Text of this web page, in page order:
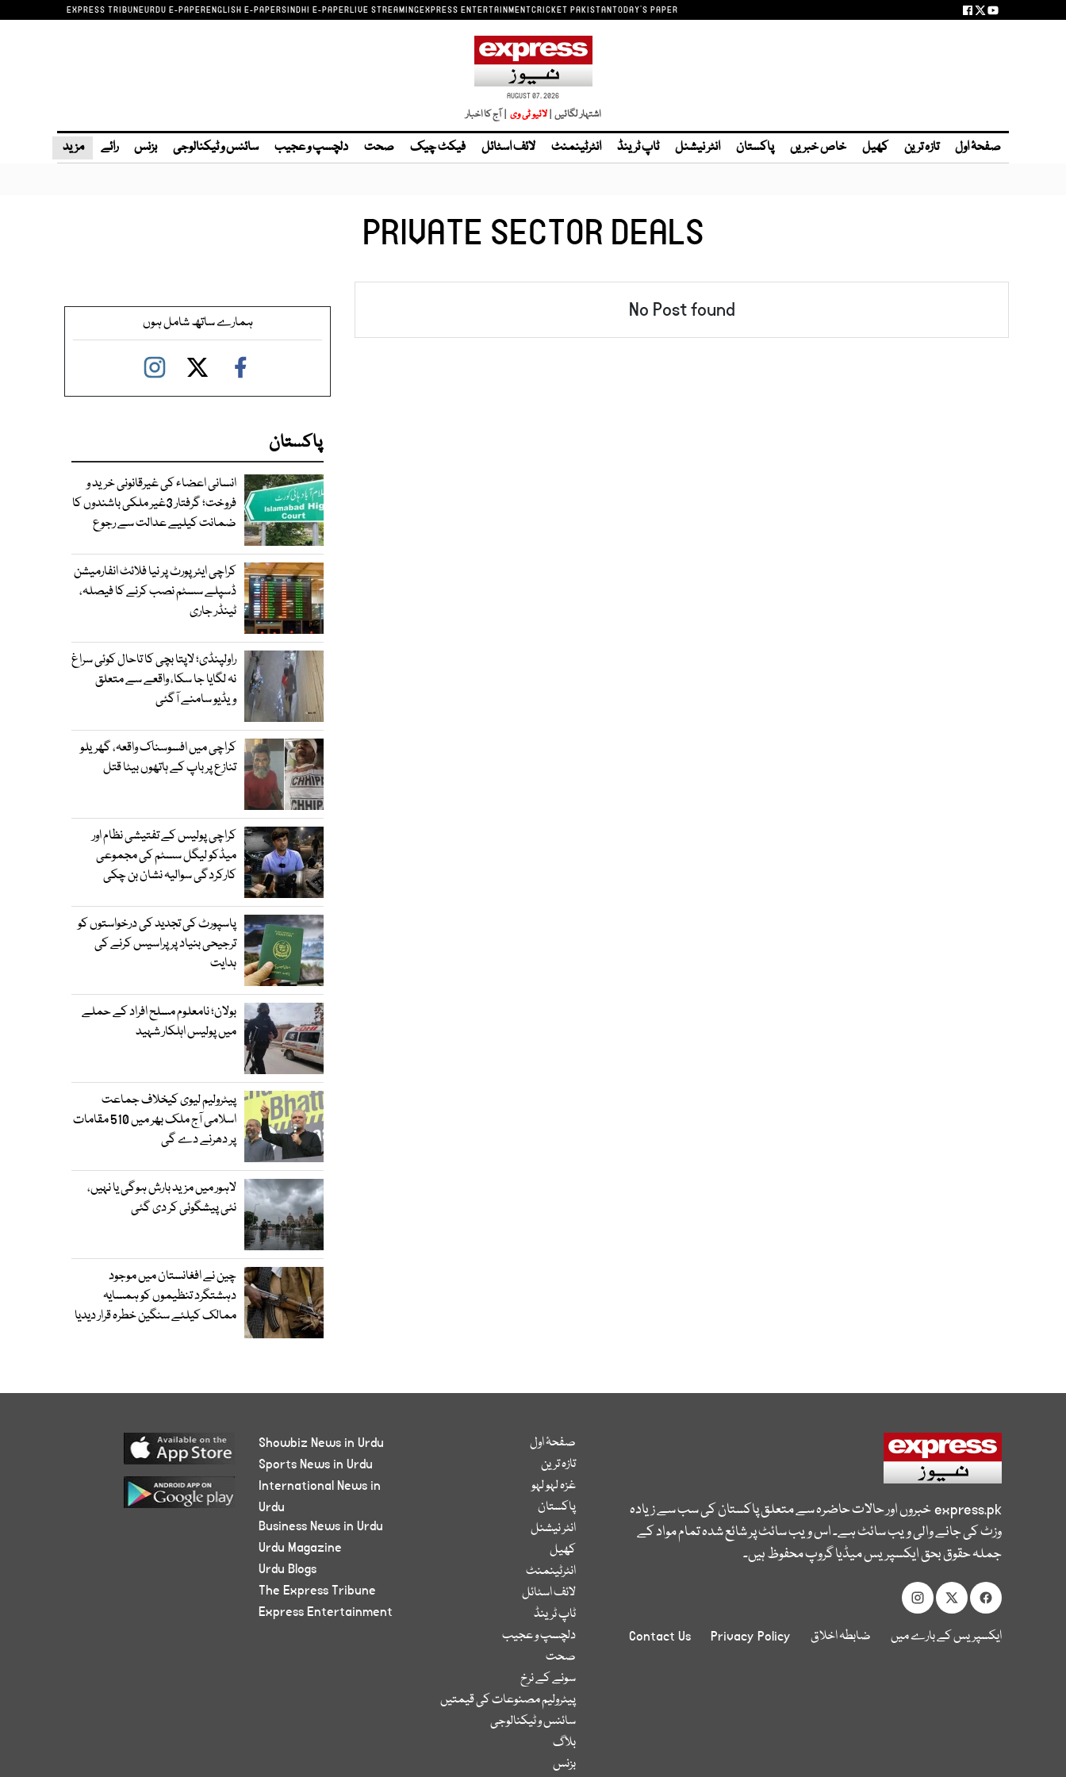
EXPRESS TRIBUNEURDU E-PAPERENGLISH E-PAPERSINDHI E-PAPERLIVE STREAMINGEXPRESS ENTERTAINMENTCRICKET PAKISTANTODAY'S PAPER
AUGUST 07, 2026
اشتہار لگائیں | | آج کا اخبار
صفحۂ اول تازہ ترین کھیل خاص خبریں پاکستان انٹر نیشنل ٹاپ ٹرینڈ انٹرٹینمنٹ لائف اسٹائل فیکٹ چیک صحت دلچسپ و عجیب سائنس و ٹیکنالوجی بزنس رائے مزید
PRIVATE SECTOR DEALS
No Post found ہمارے ساتھ شامل ہوں
پاکستان
انسانی اعضاء کی غیرقانونی خرید و
فروخت؛ گرفتار 3غیر ملکی باشندوں کا
ضمانت کیلیے عدالت سے رجوع
کراچی ایئرپورٹ پر نیا فلائٹ انفارمیشن
ڈسپلے سسٹم نصب کرنے کا فیصلہ،
ٹینڈر جاری
راولپنڈی؛ لاپتا بچی کا تاحال کوئی سراغ
نہ لگایا جا سکا، واقعے سے متعلق
ویڈیو سامنے آگئی
کراچی میں افسوسناک واقعہ، گھریلو
تنازع پر باپ کے ہاتھوں بیٹا قتل
کراچی پولیس کے تفتیشی نظام اور
میڈکو لیگل سسٹم کی مجموعی
کارکردگی سوالیہ نشان بن چکی
پاسپورٹ کی تجدید کی درخواستوں کو
ترجیحی بنیاد پر پراسیس کرنے کی
ہدایت
بولان؛ نامعلوم مسلح افراد کے حملے
میں پولیس اہلکار شہید
پیٹرولیم لیوی کیخلاف جماعت
اسلامی آج ملک بھر میں 510 مقامات
پر دھرنے دے گی
لاہور میں مزید بارش ہوگی یا نہیں،
نئی پیشگوئی کر دی گئی
چین نے افغانستان میں موجود
دہشتگرد تنظیموں کو ہمسایہ
ممالک کیلئے سنگین خطرہ قرار دیدیا
express.pkخبروں اور حالات حاضرہ سے متعلق پاکستان کی سب سے زیادہ
وزٹ کی جانے والی ویب سائٹ ہے۔ اس ویب سائٹ پر شائع شدہ تمام مواد کے
جملہ حقوق بحق ایکسپریس میڈیا گروپ محفوظ ہیں۔
ایکسپریس کے بارے میں ضابطہ اخلاق Privacy Policy
Contact Us
صفحۂ اول
تازہ ترین
غزہ لہو لہو
پاکستان
انٹر نیشنل
کھیل
انٹرٹینمنٹ
لائف اسٹائل
ٹاپ ٹرینڈ
دلچسپ و عجیب
صحت
سونے کے نرخ
پیٹرولیم مصنوعات کی قیمتیں
سائنس و ٹیکنالوجی
بلاگ
بزنس
Showbiz News in Urdu
Sports News in Urdu
International News in
Urdu
Business News in Urdu
Urdu Magazine
Urdu Blogs
The Express Tribune
Express Entertainment